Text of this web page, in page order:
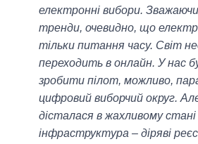
електронні вибори. Зважаючи
тренди, очевидно, що
тільки питання часу. Світ
переходить в онлайн. У нас
зробити пілот, можливо,
цифровий виборчий округ.
дісталася в жахливому
інфраструктура – діряві